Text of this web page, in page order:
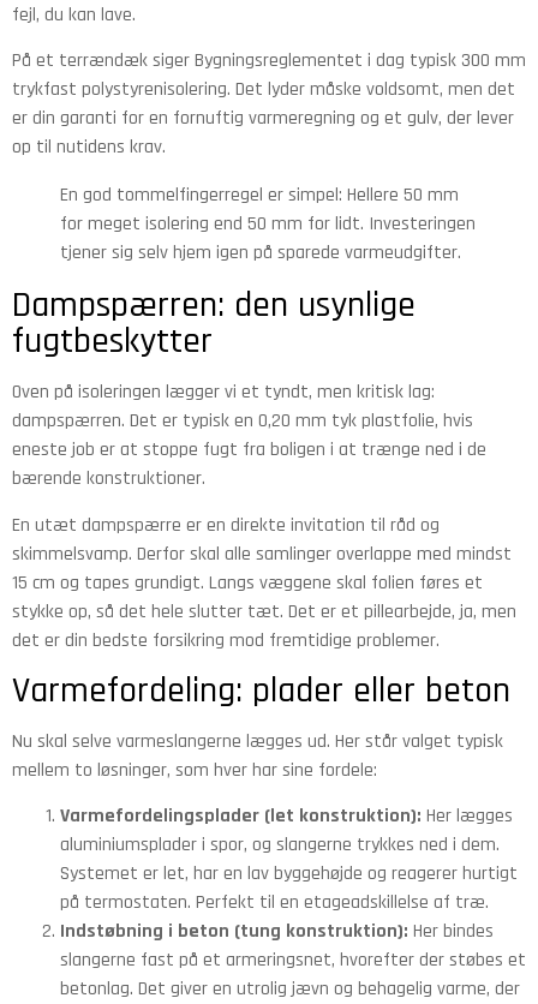
fejl, du kan lave.
På et terrændæk siger Bygningsreglementet i dag typisk 300 mm
trykfast polystyrenisolering. Det lyder måske voldsomt, men det
er din garanti for en fornuftig varmeregning og et gulv, der lever
op til nutidens krav.
En god tommelfingerregel er simpel: Hellere 50 mm
for meget isolering end 50 mm for lidt. Investeringen
tjener sig selv hjem igen på sparede varmeudgifter.
Dampspærren: den usynlige
fugtbeskytter
Oven på isoleringen lægger vi et tyndt, men kritisk lag:
dampspærren. Det er typisk en 0,20 mm tyk plastfolie, hvis
eneste job er at stoppe fugt fra boligen i at trænge ned i de
bærende konstruktioner.
En utæt dampspærre er en direkte invitation til råd og
skimmelsvamp. Derfor skal alle samlinger overlappe med mindst
15 cm og tapes grundigt. Langs væggene skal folien føres et
stykke op, så det hele slutter tæt. Det er et pillearbejde, ja, men
det er din bedste forsikring mod fremtidige problemer.
Varmefordeling: plader eller beton
Nu skal selve varmeslangerne lægges ud. Her står valget typisk
mellem to løsninger, som hver har sine fordele:
Varmefordelingsplader (let konstruktion): Her lægges
aluminiumsplader i spor, og slangerne trykkes ned i dem.
Systemet er let, har en lav byggehøjde og reagerer hurtigt
på termostaten. Perfekt til en etageadskillelse af træ.
Indstøbning i beton (tung konstruktion): Her bindes
slangerne fast på et armeringsnet, hvorefter der støbes et
betonlag. Det giver en utrolig jævn og behagelig varme, der